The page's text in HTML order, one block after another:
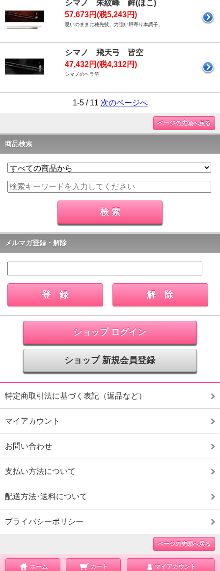
シマノ 朱紋峰 鉾(ほこ)
57,673円(税5,243円)
思いのままに穂先技。力強い胴寄り本調子。
シマノ 飛天弓 皆空
47,432円(税4,312円)
シマノのヘラ竿
1-5 / 11 次のページへ
ページの先頭へ戻る
商品検索
メルマガ登録・解除
ショップ ログイン
ショップ 新規会員登録
特定商取引法に基づく表記（返品など）
マイアカウント
お問い合わせ
支払い方法について
配送方法･送料について
プライバシーポリシー
ページの先頭へ戻る
ホーム カート マイアカウント